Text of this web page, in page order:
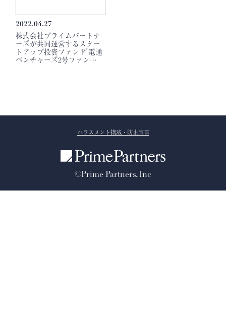
2022.04.27
株式会社プライムパートナ
ーズが共同運営するスター
トアップ投資ファンド"電通
ベンチャーズ2号ファン…
ハラスメント撲滅・防止宣言
©Prime Partners, Inc